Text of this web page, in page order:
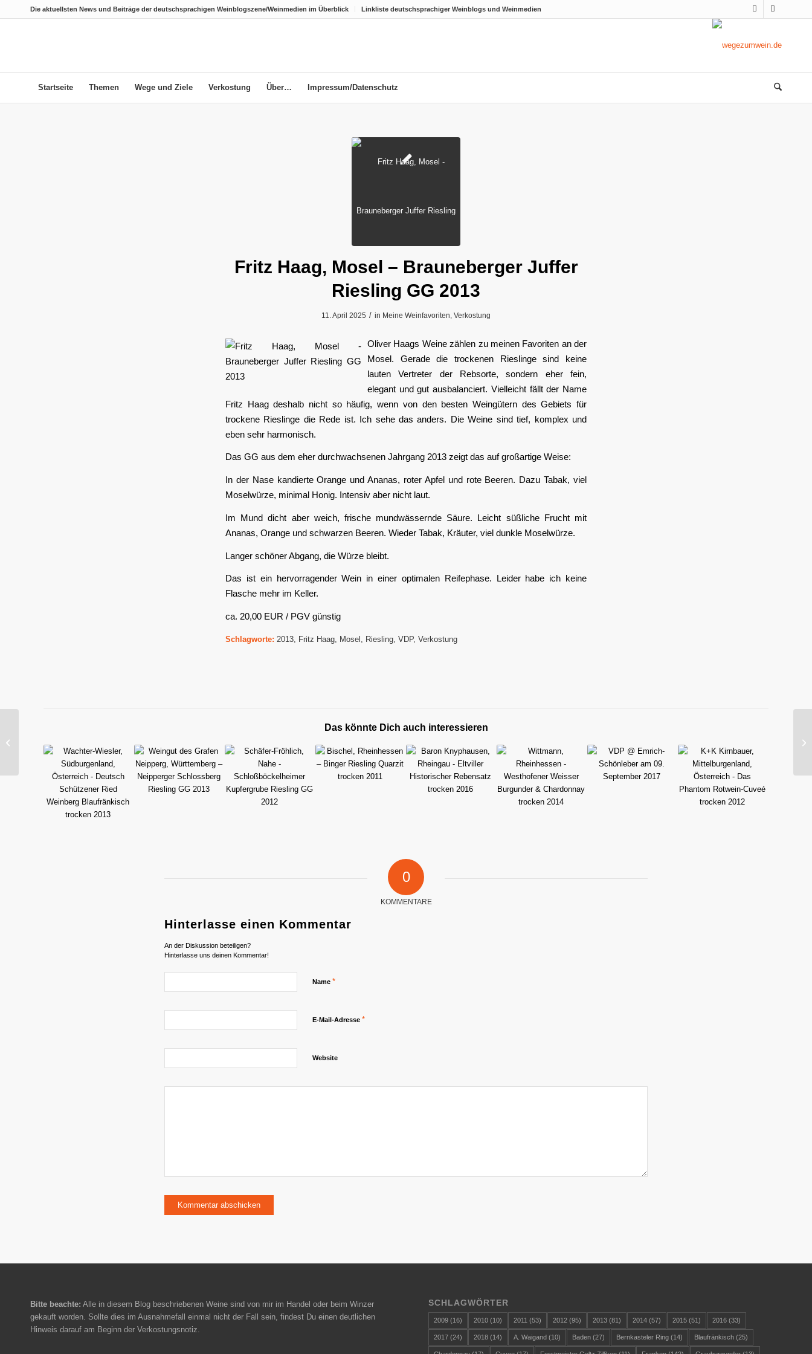
Die aktuellsten News und Beiträge der deutschsprachigen Weinblogszene/Weinmedien im Überblick Linkliste deutschsprachiger Weinblogs und Weinmedien
Startseite Themen Wege und Ziele Verkostung Über… Impressum/Datenschutz
Fritz Haag, Mosel – Brauneberger Juffer
Riesling GG 2013
11. April 2025 / in Meine Weinfavoriten, Verkostung
Oliver Haags Weine zählen zu meinen Favoriten an der
Mosel. Gerade die trockenen Rieslinge sind keine
lauten Vertreter der Rebsorte, sondern eher fein,
elegant und gut ausbalanciert. Vielleicht fällt der Name
Fritz Haag deshalb nicht so häufig, wenn von den besten Weingütern des Gebiets für
trockene Rieslinge die Rede ist. Ich sehe das anders. Die Weine sind tief, komplex und
eben sehr harmonisch.
Das GG aus dem eher durchwachsenen Jahrgang 2013 zeigt das auf großartige Weise:
In der Nase kandierte Orange und Ananas, roter Apfel und rote Beeren. Dazu Tabak, viel
Moselwürze, minimal Honig. Intensiv aber nicht laut.
Im Mund dicht aber weich, frische mundwässernde Säure. Leicht süßliche Frucht mit
Ananas, Orange und schwarzen Beeren. Wieder Tabak, Kräuter, viel dunkle Moselwürze.
Langer schöner Abgang, die Würze bleibt.
Das ist ein hervorragender Wein in einer optimalen Reifephase. Leider habe ich keine
Flasche mehr im Keller.
ca. 20,00 EUR / PGV günstig
Schlagworte: 2013 Fritz Haag Mosel Riesling VDP, Verkostung
Das könnte Dich auch interessieren
0
KOMMENTARE
Hinterlasse einen Kommentar
An der Diskussion beteiligen?
Hinterlasse uns deinen Kommentar!
Name *
E-Mail-Adresse *
Website
Bitte beachte: Alle in diesem Blog beschriebenen Weine sind von mir im Handel oder beim Winzer
gekauft worden. Sollte dies im Ausnahmefall einmal nicht der Fall sein, findest Du einen deutlichen
Hinweis darauf am Beginn der Verkostungsnotiz.
SCHLAGWÖRTER
2009 (16) 2010 (10) 2011 (53) 2012 (95) 2013 (81) 2014 (57) 2015 (51) 2016 (33)
2017 (24) 2018 (14) A. Waigand (10) Baden (27) Bernkasteler Ring (14) Blaufränkisch (25)
Österreich – B1 „Basalt“